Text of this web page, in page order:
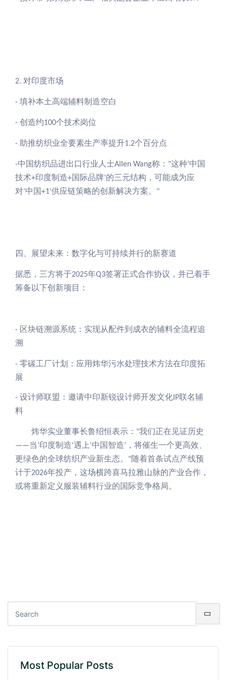
2. 对印度市场
- 填补本土高端辅料制造空白
- 创造约100个技术岗位
- 助推纺织业全要素生产率提升1.2个百分点
-中国纺织品进出口行业人士Allen Wang称： "这种‘中国
技术+印度制造+国际品牌’的三元结构，可能成为应
对‘中国+1’供应链策略的创新解决方案。 "
四、展望未来：数字化与可持续并行的新赛道
据悉，三方将于2025年Q3签署正式合作协议，并已着手
筹备以下创新项目：
- 区块链溯源系统：实现从配件到成衣的辅料全流程追
溯
- 零碳工厂计划：应用炜华污水处理技术方法在印度拓
展
- 设计师联盟：邀请中印新锐设计师开发文化 IP联名辅
料
炜华实业董事长鲁绍恒表示： "我们正在见证历史
——当‘印度制造’遇上‘中国智造’ ，将催生一个更高效、
更绿色的全球纺织产业新生态。 "随着首条试点产线预
计于2026年投产，这场横跨喜马拉雅山脉的产业合作，
或将重新定义服装辅料行业的国际竞争格局。
Most Popular Posts